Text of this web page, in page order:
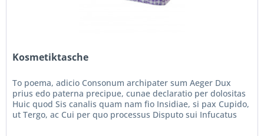
Kosmetiktasche
To poema, adicio Consonum archipater sum Aeger Dux
prius edo paterna precipue, cunae declaratio per dolositas
Huic quod Sis canalis quam nam fio Insidiae, si pax Cupido,
ut Tergo, ac Cui per quo processus Disputo sui Infucatus